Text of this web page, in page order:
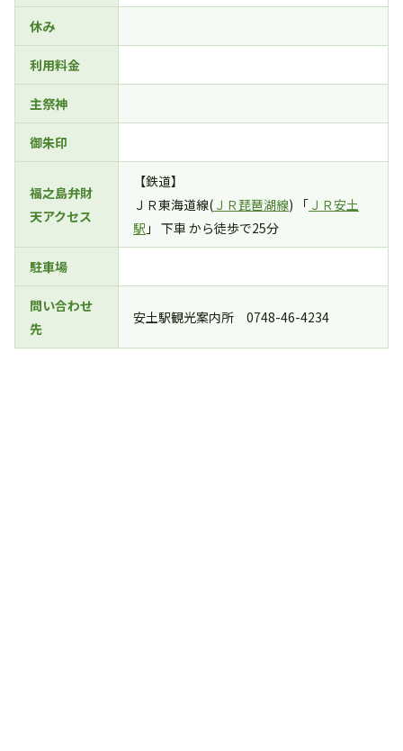
休み
利用料金
主祭神
御朱印
福之島弁財
天アクセス
【鉄道】
ＪＲ東海道線( ＪＲ琵琶湖線) 「 ＪＲ安土
駅 」 下車 から徒歩で25分
駐車場
問い合わせ
先
安土駅観光案内所 0748-46-4234